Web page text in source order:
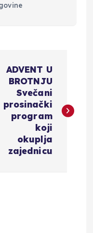
ADVENT U
BROTNJU
Svečani
prosinački
program
koji
okuplja
zajednicu